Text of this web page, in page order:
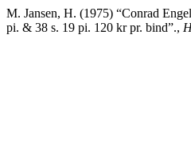
M. Jansen, H. (1975) “Conrad
pi. & 38 s. 19 pi. 120 kr pr. bind”.,